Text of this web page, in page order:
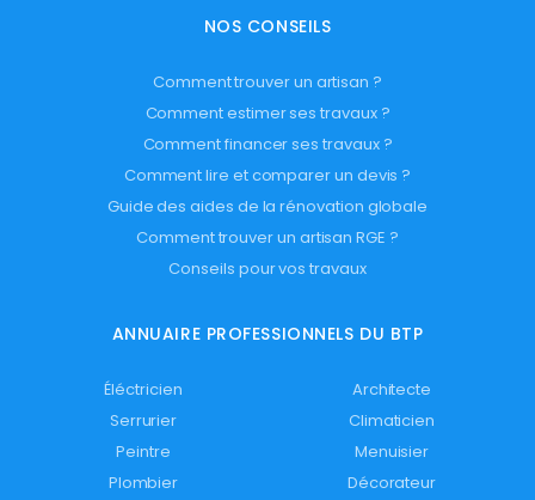
NOS CONSEILS
Comment trouver un artisan ?
Comment estimer ses travaux ?
Comment financer ses travaux ?
Comment lire et comparer un devis ?
Guide des aides de la rénovation globale
Comment trouver un artisan RGE ?
Conseils pour vos travaux
ANNUAIRE PROFESSIONNELS DU BTP
Éléctricien
Architecte
Serrurier
Climaticien
Peintre
Menuisier
Plombier
Décorateur